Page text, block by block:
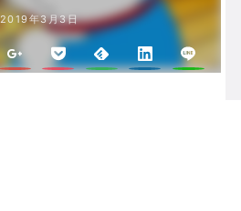
2019年3月3日